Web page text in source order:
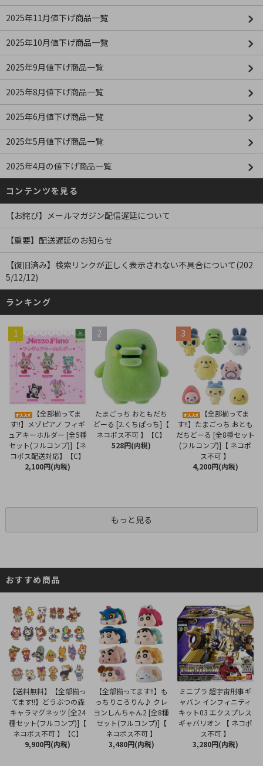
2025年11月値下げ商品一覧
2025年10月値下げ商品一覧
2025年9月値下げ商品一覧
2025年8月値下げ商品一覧
2025年6月値下げ商品一覧
2025年5月値下げ商品一覧
2025年4月の値下げ商品一覧
コンテンツを見る
【お詫び】メールマガジン配信遅延について
【重要】配送遅延のお知らせ
【復旧済み】検索リンクが正しく表示されない不具合について(202
5/12/12)
ランキング
1
【全部揃ってま
す!!】メゾピアノ フィギ
ュアキーホルダー [全5種
セット(フルコンプ)]【ネ
コポス配送対応】【C】
2,100円(内税)
2
たまごっち おともだち
どーる [2.くちぱっち]【
ネコポス不可 】【C】
528円(内税)
3
【全部揃ってま
す!!】たまごっち おとも
だちどーる [全8種セット
(フルコンプ)]【 ネコポ
ス不可 】
4,200円(内税)
もっと見る
おすすめ商品
【送料無料】【全部揃っ
てます!!】どうぶつの森
キャラマグネッツ [全24
種セット(フルコンプ)]【
ネコポス不可 】【C】
9,900円(内税)
【全部揃ってます!!】も
っちりころりん♪ クレ
ヨンしんちゃん2 [全8種
セット(フルコンプ)]【
ネコポス不可 】
3,480円(内税)
ミニプラ 超宇宙刑事ギ
ャバン インフィニティ
キット03 エクスプレス
ギャバリオン 【 ネコポ
ス不可 】
3,280円(内税)